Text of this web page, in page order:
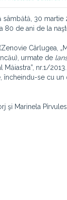
30 martie
80 de ani de la
Cârlugea,
urmate de
nr.1/
se cu
şi Marinela